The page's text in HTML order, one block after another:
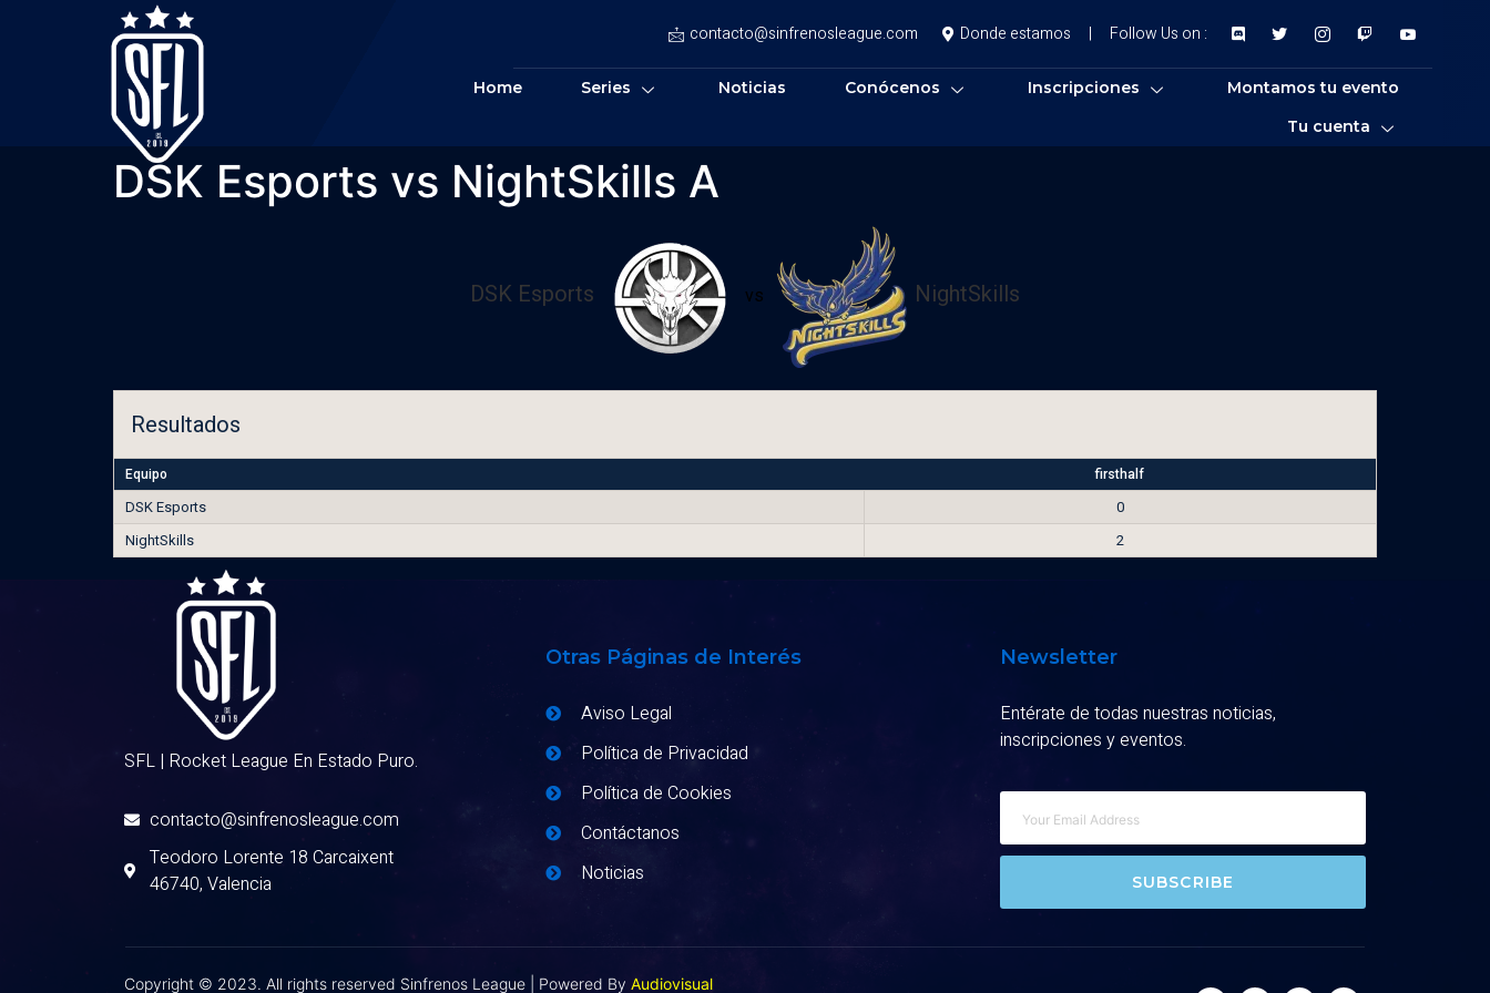
contacto@sinfrenosleague.com Donde estamos | Follow Us on :
Home Series Noticias Conócenos Inscripciones
Montamos tu evento
Tu cuenta
DSK Esports vs NightSkills A
DSK Esports vs NightSkills
Resultados
Equipo firsthalf
DSK Esports
0
NightSkills
2
SFL | Rocket League En Estado Puro.
contacto@sinfrenosleague.com
Teodoro Lorente 18 Carcaixent
46740, Valencia
Otras Páginas de Interés
Aviso Legal
Política de Privacidad
Política de Cookies
Contáctanos
Noticias
Newsletter
Entérate de todas nuestras noticias,
inscripciones y eventos.
SUBSCRIBE
Copyright © 2023. All rights reserved Sinfrenos League | Powered By Audiovisual